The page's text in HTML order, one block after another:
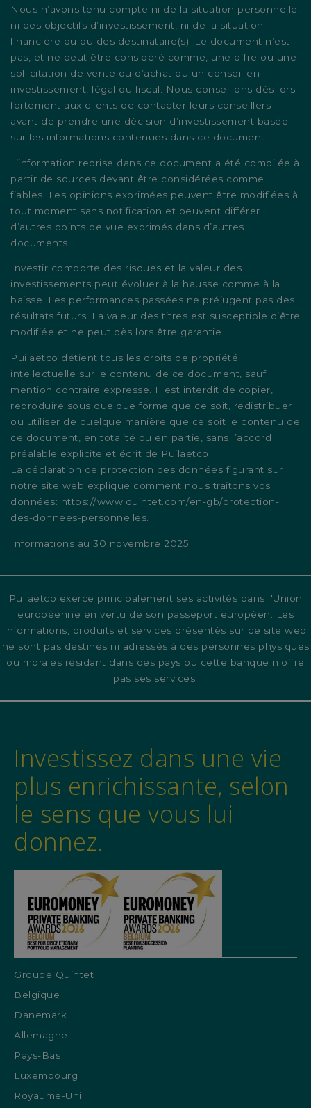
Nous n’avons tenu compte ni de la situation personnelle,
ni des objectifs d’investissement, ni de la situation
financière du ou des destinataire(s). Le document n’est
pas, et ne peut être considéré comme, une offre ou une
sollicitation de vente ou d’achat ou un conseil en
investissement, légal ou fiscal. Nous conseillons dès lors
fortement aux clients de contacter leurs conseillers
avant de prendre une décision d’investissement basée
sur les informations contenues dans ce document.
L’information reprise dans ce document a été compilée à
partir de sources devant être considérées comme
fiables. Les opinions exprimées peuvent être modifiées à
tout moment sans notification et peuvent différer
d’autres points de vue exprimés dans d’autres
documents.
Investir comporte des risques et la valeur des
investissements peut évoluer à la hausse comme à la
baisse. Les performances passées ne préjugent pas des
résultats futurs. La valeur des titres est susceptible d’être
modifiée et ne peut dès lors être garantie.
Puilaetco détient tous les droits de propriété
intellectuelle sur le contenu de ce document, sauf
mention contraire expresse. Il est interdit de copier,
reproduire sous quelque forme que ce soit, redistribuer
ou utiliser de quelque manière que ce soit le contenu de
ce document, en totalité ou en partie, sans l’accord
préalable explicite et écrit de Puilaetco.
La déclaration de protection des données figurant sur
notre site web explique comment nous traitons vos
données: https://www.quintet.com/en-gb/protection-
des-donnees-personnelles
Informations au 30 novembre 2025.
Puilaetco exerce principalement ses activités dans l'Union
européenne en vertu de son passeport européen. Les
informations, produits et services présentés sur ce site web
ne sont pas destinés ni adressés à des personnes physiques
ou morales résidant dans des pays où cette banque n'offre
pas ses services.
Investissez dans une vie
plus enrichissante, selon
le sens que vous lui
donnez.
Groupe Quintet
Belgique
Danemark
Allemagne
Pays-Bas
Luxembourg
Royaume-Uni